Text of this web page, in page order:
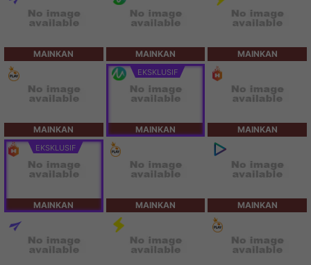
MAINKAN MAINKAN MAINKAN
MAINKAN
EKSKLUSIF
MAINKAN MAINKAN
EKSKLUSIF
MAINKAN MAINKAN MAINKAN